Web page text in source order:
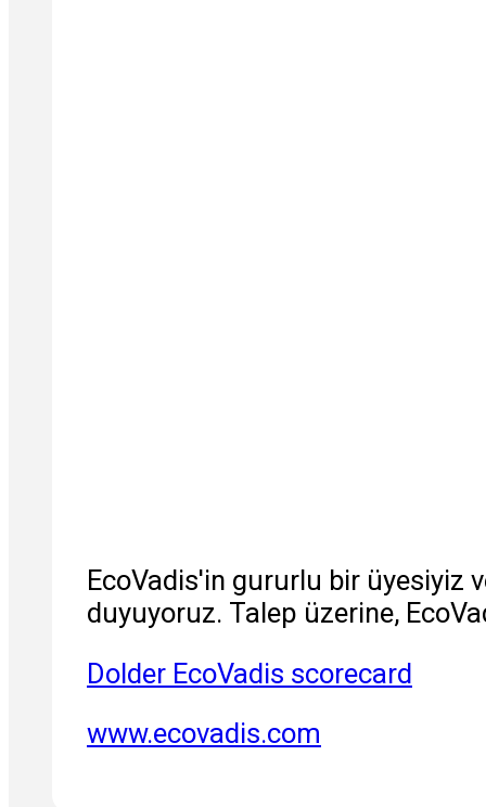
EcoVadis'in gururlu bir üyesiyiz
duyuyoruz. Talep üzerine,
Dolder EcoVadis scorecard
www.ecovadis.com